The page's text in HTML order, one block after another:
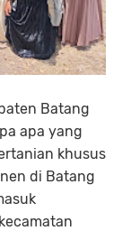
Batang
apa yang
khusus
di Batang